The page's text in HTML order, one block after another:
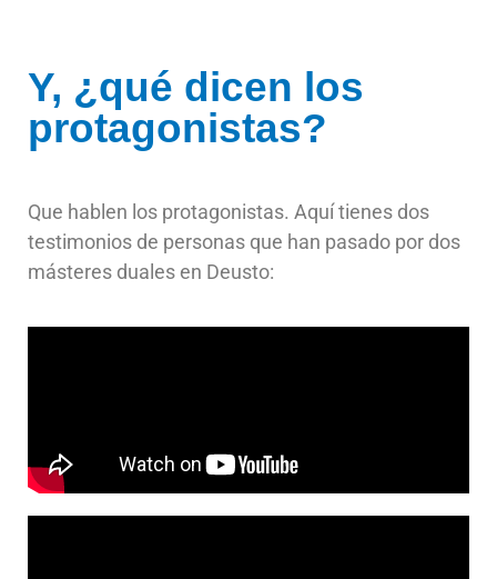
Y, ¿qué dicen los
protagonistas?
Que hablen los protagonistas. Aquí tienes dos
testimonios de personas que han pasado por dos
másteres duales en Deusto: